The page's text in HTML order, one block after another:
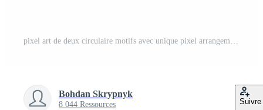
pixel art de deux circulaire motifs avec unique pixel arrangements Vecteur Pro
Bohdan Skrypnyk
8 044 Ressources Suivre